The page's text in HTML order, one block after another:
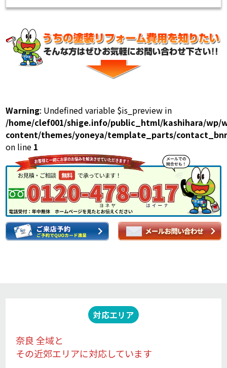
Warning: Undefined variable $is_preview in
/home/clef001/shige.info/public_html/kashihara/wp/
content/themes/yoneya/template_parts/
on line 1
対応エリア
奈良 全域と
その近郊エリアに対応しています